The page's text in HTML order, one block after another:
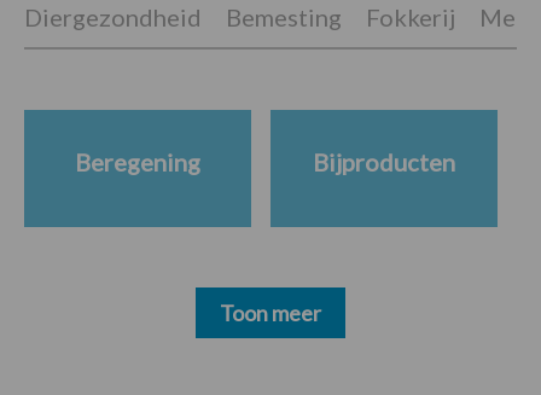
Diergezondheid Bemesting Fokkerij
Beregening Bijproducten
Toon meer